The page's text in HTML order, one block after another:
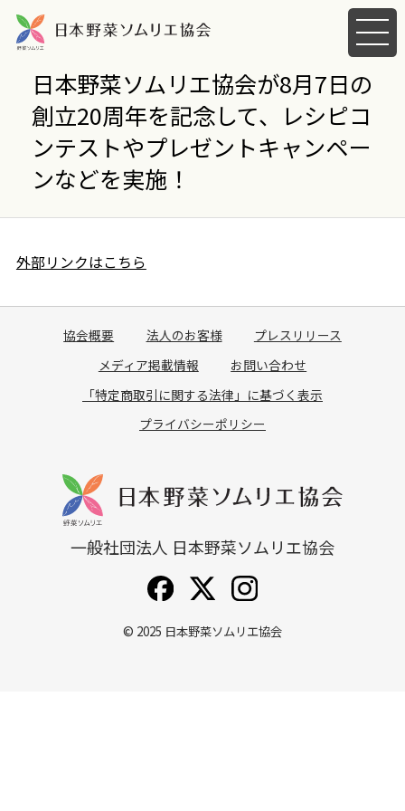
メ
ニ
ー
を
日本野菜ソムリエ協会が8月7日の
創立20周年を記念して、レシピコ
ンテストやプレゼントキャンペー
ンなどを実施！
外部リンクはこちら
協会概要 法人のお客様
プレスリリース
メディア掲載情報
お問い合わせ
「特定商取引に関する法律」に基づく表示
プライバシーポリシー
一般社団法人 日本野菜ソムリエ協会
© 2025 日本野菜ソムリエ協会